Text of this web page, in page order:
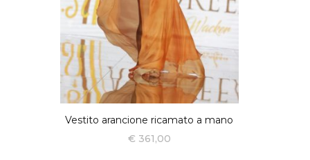
Vestito arancione ricamato a mano
€361,00